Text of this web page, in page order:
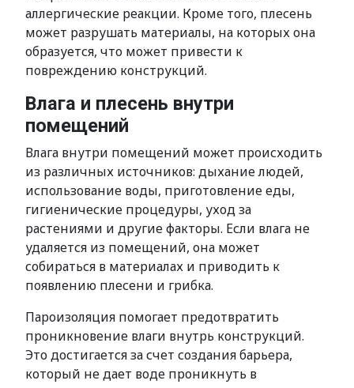
аллергические реакции. Кроме того, плесень
может разрушать материалы, на которых она
образуется, что может привести к
повреждению конструкций.
Влага и плесень внутри
помещений
Влага внутри помещений может происходить
из различных источников: дыхание людей,
использование воды, приготовление еды,
гигиенические процедуры, уход за
растениями и другие факторы. Если влага не
удаляется из помещений, она может
собираться в материалах и приводить к
появлению плесени и грибка.
Пароизоляция помогает предотвратить
проникновение влаги внутрь конструкций.
Это достигается за счет создания барьера,
который не дает воде проникнуть в